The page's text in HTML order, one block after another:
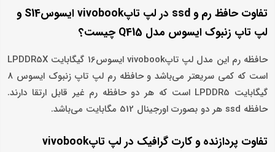
تفاوت حافظ رم و ssd در لپ تاپvivobook ایسوسS14 و
لپ تاپ زنبوک ایسوس مدل Q415 چیست؟
حافظه رم این مدل لپ تاپvivobook ایسوس16 گیگابایت LPDDR5X
است که کمی سریعتر می‌باشد و حافظه رم لپ تاپ زنبوک ایسوس 8
گیگابایت LPDDR5 است که هر دو حافظه رم غیر قابل ارتقا دارند.
حافظه ssd هر دو بصورت اورجینال 512 مگابایت می‌باشد.
تفاوت پردازنده و کارت گرافیک در لپ تاپvivobook